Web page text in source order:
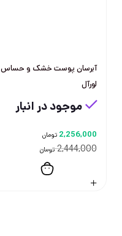
آبرسان پوست خشک و حساس
لورآل
موجود در انبار
2,444,000 تومان
2,256,000 تومان